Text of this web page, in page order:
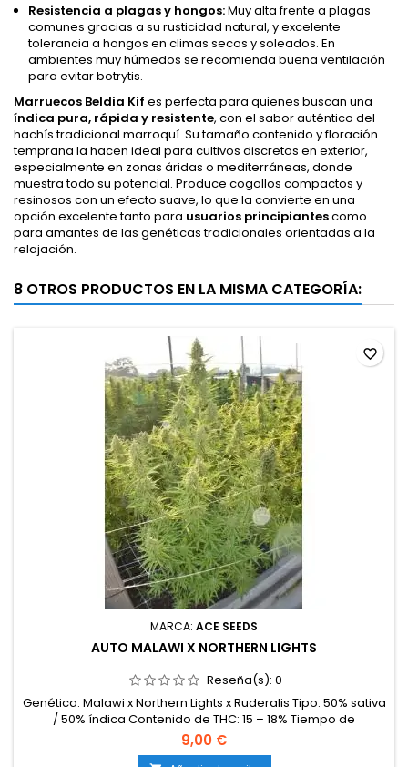
Resistencia a plagas y hongos:Muy alta frente a plagas
comunes gracias a su rusticidad natural, y excelente
tolerancia a hongos en climas secos y soleados. En
ambientes muy húmedos se recomienda buena ventilación
para evitar botrytis.
Marruecos Beldia Kif es perfecta para quienes buscan una
índica pura, rápida y resistente, con el sabor auténtico del
hachís tradicional marroquí. Su tamaño contenido y floración
temprana la hacen ideal para cultivos discretos en exterior,
especialmente en zonas áridas o mediterráneas, donde
muestra todo su potencial. Produce cogollos compactos y
resinosos con un efecto suave, lo que la convierte en una
opción excelente tanto para usuarios principiantescomo
para amantes de las genéticas tradicionales orientadas a la
relajación.
8 OTROS PRODUCTOS EN LA MISMA CATEGORÍA:
MARCA: ACE SEEDS
AUTO MALAWI X NORTHERN LIGHTS
Reseña(s): 0
Genética: Malawi x Northern Lights x Ruderalis Tipo: 50% sativa
/ 50% índica Contenido de THC: 15 – 18% Tiempo de
floración: 8 – 9 semanas desde la germinación Producción
en interior: 400 – 500 g/m² Producción en exterior: 80 – 150
9,00 €
favorite_border